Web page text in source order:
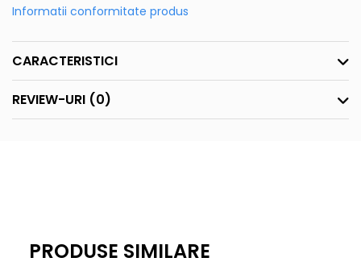
Informatii conformitate produs
CARACTERISTICI
REVIEW-URI (0)
PRODUSE SIMILARE